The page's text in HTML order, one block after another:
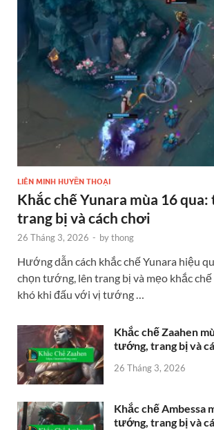
LIÊN MINH HUYỀN THOẠI
Khắc chế Yunara mùa 16
trang bị và cách chơi
26 Tháng 3, 2026 - bythong
Hướng dẫn cách khắc chế Yunara hiệu
chọn tướng, lên trang bị và mẹo khắc chế
khó khi đấu với vị tướng …
Khắc chế Zaahen
tướng, trang bị và
26 Tháng 3, 2026
Khắc chế Ambessa
tướng, trang bị và